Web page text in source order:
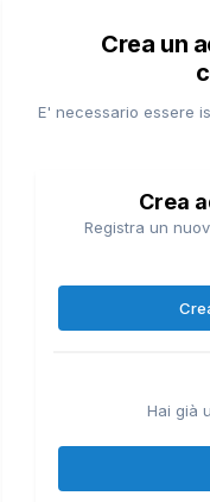
Crea un
E' necessario essere
Crea
Registra un
Hai già